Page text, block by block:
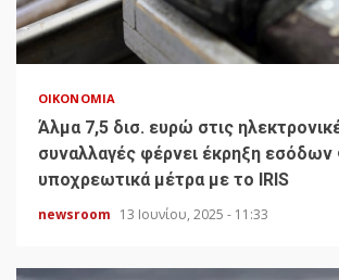
ΟΙΚΟΝΟΜΊΑ
Άλμα 7,5 δισ. ευρώ στις
συναλλαγές φέρνει έκρηξη εσόδων
υποχρεωτικά μέτρα με το IRIS
newsroom 13 Ιουνίου, 2025 - 11:33